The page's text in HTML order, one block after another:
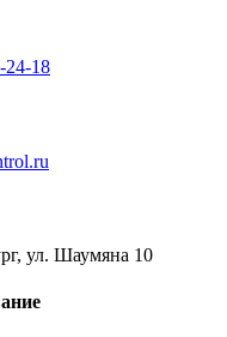
24-18
ул. Шаумяна 10